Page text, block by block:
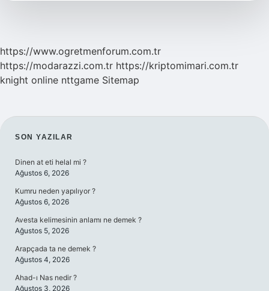
https://www.ogretmenforum.com.tr
https://modarazzi.com.tr https://kriptomimari.com.tr
knight online nttgame Sitemap
SIDEBAR
SON YAZILAR
Dinen at eti helal mi ?
Ağustos 6, 2026
Kumru neden yapılıyor ?
Ağustos 6, 2026
Avesta kelimesinin anlamı ne demek ?
Ağustos 5, 2026
Arapçada ta ne demek ?
Ağustos 4, 2026
Ahad-ı Nas nedir ?
Ağustos 3, 2026